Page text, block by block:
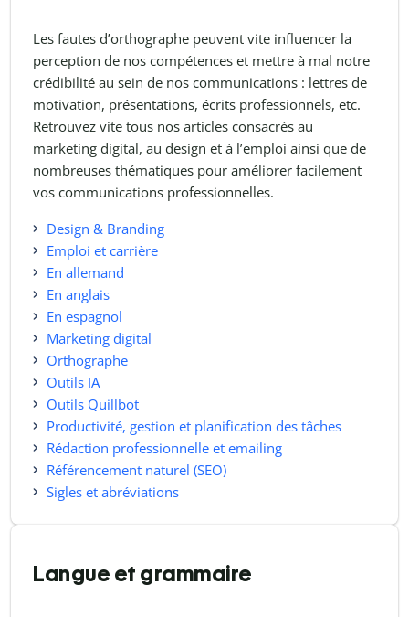
Les fautes d’orthographe peuvent vite influencer la
perception de nos compétences et mettre à mal notre
crédibilité au sein de nos communications : lettres de
motivation, présentations, écrits professionnels, etc.
Retrouvez vite tous nos articles consacrés au
marketing digital, au design et à l’emploi ainsi que de
nombreuses thématiques pour améliorer facilement
vos communications professionnelles.
Design & Branding
Emploi et carrière
En allemand
En anglais
En espagnol
Marketing digital
Orthographe
Outils IA
Outils Quillbot
Productivité, gestion et planification des tâches
Rédaction professionnelle et emailing
Référencement naturel (SEO)
Sigles et abréviations
Langue et grammaire